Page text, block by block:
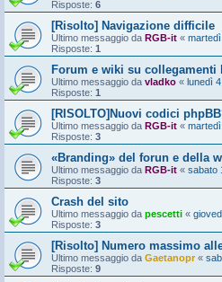
Risposte: 6
[Risolto] Navigazione difficile
Ultimo messaggio da RGB-it «
Risposte: 1
Forum e wiki su collegamenti
Ultimo messaggio da vladko « lunedì
Risposte: 1
[RISOLTO]Nuovi codici
Ultimo messaggio da RGB-it «
Risposte: 3
«Branding» del forun e della
Ultimo messaggio da RGB-it « sabato
Risposte: 3
Crash del sito
Ultimo messaggio da pescetti «
Risposte: 3
[Risolto] Numero massimo
Ultimo messaggio da Gaetanopr«
Risposte: 9